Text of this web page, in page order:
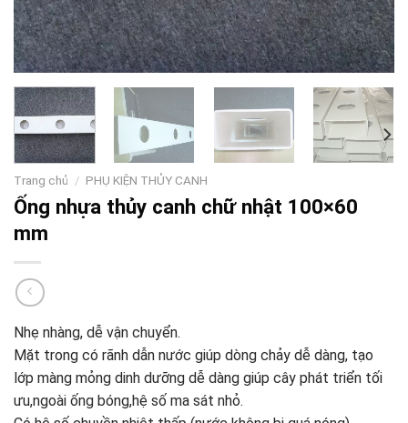
Trang chủ / PHỤ KIỆN THỦY CANH
Ống nhựa thủy canh chữ nhật 100×60
mm
Nhẹ nhàng, dễ vận chuyển.
Mặt trong có rãnh dẫn nước giúp dòng chảy dễ dàng, tạo
lớp màng mỏng dinh dưỡng dễ dàng giúp cây phát triển tối
ưu,ngoài ống bóng,hệ số ma sát nhỏ.